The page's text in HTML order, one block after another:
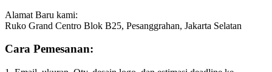
Alamat Baru kami:
Ruko Grand Centro Blok B25, Pesanggrahan, Jakarta Selatan
Cara Pemesanan: